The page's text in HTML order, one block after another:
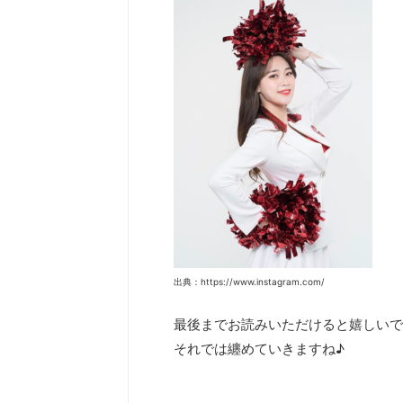
出典：https://www.instagram.com/
最後までお読みいただけると嬉しい
それでは纏めていきますね♪